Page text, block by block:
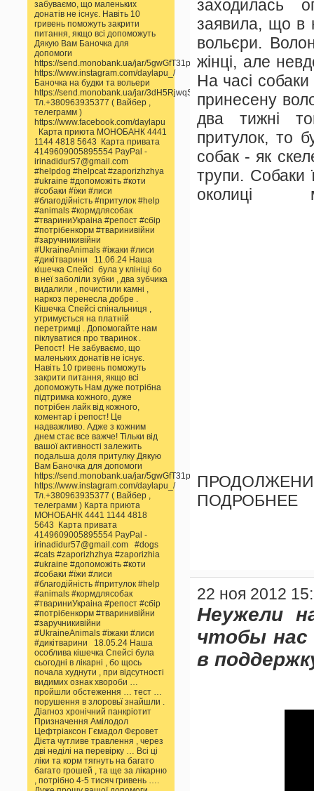
забуваємо, що маленьких
донатів не існує. Навіть 10
гривень поможуть закрити
питання, якщо всі допоможуть
Дякую Вам Баночка для
допомоги
https://send.monobank.ua/jar/5gwGfT31pp
https://www.instagram.com/daylapu_/
Баночка на будки та вольери
https://send.monobank.ua/jar/3dH5RjwqSS
Тл.+380963935377 ( Вайбер ,
телеграмм )
https://www.facebook.com/daylapu
Карта приюта МОНОБАНК 4441
1144 4818 5643 Карта привата
4149609005895554 PayPal -
irinadidur57@gmail.com
#helpdog #helpcat #zaporizhzhya
#ukraine #допоможіть #коти
#собаки #їжи #лиси
#благодійність #притулок #help
#animals #кормдлясобак
#твариниУкраіна #репост #сбір
#потрібенкорм #тваринивійни
#заручникивійни
#UkraineAnimals #іжаки #лиси
#дикітварини 11.06.24 Наша
кішечка Спейсі була у клініці бо
в неї заболіли зубки , два зубчика
видалили , почистили камні ,
наркоз перенесла добре .
Кішечка Спейсі спінальниця ,
утримується на платній
перетримці . Допомогайте нам
піклуватися про тваринок .
Репост! Не забуваємо, що
маленьких донатів не існує.
Навіть 10 гривень поможуть
закрити питання, якщо всі
допоможуть Нам дуже потрібна
підтримка кожного, дуже
потрібен лайк від кожного,
коментар і репост! Це
надважливо. Адже з кожним
днем стає все важче! Тільки від
вашої активності залежить
подальша доля притулку Дякую
Вам Баночка для допомоги
https://send.monobank.ua/jar/5gwGfT31pp
https://www.instagram.com/daylapu_/
Тл.+380963935377 ( Вайбер ,
телеграмм ) Карта приюта
МОНОБАНК 4441 1144 4818
5643 Карта привата
4149609005895554 PayPal -
irinadidur57@gmail.com #dogs
#cats #zaporizhzhya #zaporizhia
#ukraine #допоможіть #коти
#собаки #їжи #лиси
#благодійність #притулок #help
#animals #кормдлясобак
#твариниУкраіна #репост #сбір
#потрібенкорм #тваринивійни
#заручникивійни
#UkraineAnimals #іжаки #лиси
#дикітварини 18.05.24 Наша
особлива кішечка Спейсі була
сьогодні в лікарні , бо щось
почала худнути , при відсутності
видимих ознак хвороби …
пройшли обстеження … тест …
порушення в злоровьї знайшли .
Діагноз хронічний панкріотит
Призначення Амілодол
Цефтріаксон Гємадол Фєровет
Дієта чутливе травлення , через
дві неділі на перевірку … Всі ці
ліки та корм тягнуть на багато
багато грошей , та ще за лікарню
, потрібно 4-5 тисяч гривень ….
заходилась
заявила, що в
вольєри.
жінці, але
На часі
принесену
два тижні
притулок, то
собак - як
трупи. Собаки
околиці
ПОДРОБНЕЕ
22 ноя 2012
Неужели
чтобы нас
в